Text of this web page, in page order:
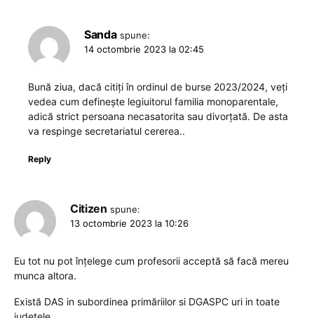
Sanda spune:
14 octombrie 2023 la 02:45
Bună ziua, dacă citiți în ordinul de burse 2023/2024, veți
vedea cum definește legiuitorul familia monoparentale,
adică strict persoana necasatorita sau divorțată. De asta
va respinge secretariatul cererea..
Reply
Citizen spune:
13 octombrie 2023 la 10:26
Eu tot nu pot înțelege cum profesorii acceptă să facă mereu
munca altora.
Există DAS in subordinea primăriilor si DGASPC uri in toate